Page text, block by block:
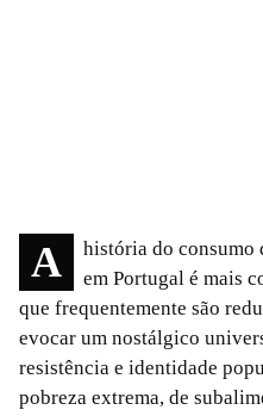
A história do consumo das sopas de cavalo cansado
em Portugal é mais
que frequentemente são
evocar um nostálgico
resistência e identidade
pobreza extrema, de